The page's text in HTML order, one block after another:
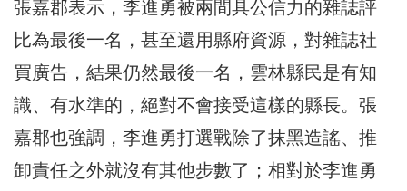
張嘉郡表示，李進勇被兩間具公信力的雜誌評
比為最後一名，甚至還用縣府資源，對雜誌社
買廣告，結果仍然最後一名，雲林縣民是有知
識、有水準的，絕對不會接受這樣的縣長。張
嘉郡也強調，李進勇打選戰除了抹黑造謠、推
卸責任之外就沒有其他步數了；相對於李進勇